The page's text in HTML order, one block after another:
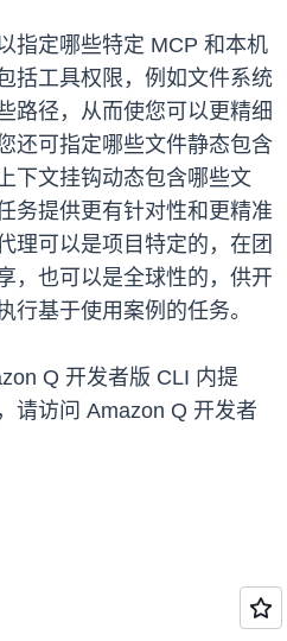
指定哪些特定 MCP 和本机
括工具权限，例如文件系统
路径，从而使您可以更精细
还可指定哪些文件静态包含
下文挂钩动态包含哪些文
务提供更有针对性和更精准
理可以是项目特定的，在团
，也可以是全球性的，供开
行基于使用案例的任务。
Q 开发者版 CLI 内提
请访问 Amazon Q 开发者